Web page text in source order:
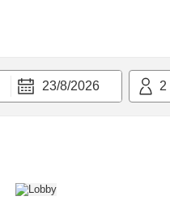
23/8/2026 2